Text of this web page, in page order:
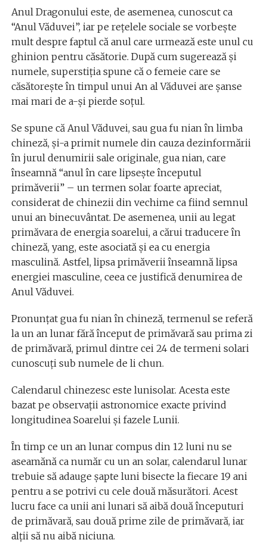
Anul Dragonului este, de asemenea, cunoscut ca
“Anul Văduvei”, iar pe reţelele sociale se vorbeşte
mult despre faptul că anul care urmează este unul cu
ghinion pentru căsătorie. După cum sugerează şi
numele, superstiţia spune că o femeie care se
căsătoreşte în timpul unui An al Văduvei are şanse
mai mari de a-şi pierde soţul.
Se spune că Anul Văduvei, sau gua fu nian în limba
chineză, şi-a primit numele din cauza dezinformării
în jurul denumirii sale originale, gua nian, care
înseamnă “anul în care lipseşte începutul
primăverii” – un termen solar foarte apreciat,
considerat de chinezii din vechime ca fiind semnul
unui an binecuvântat. De asemenea, unii au legat
primăvara de energia soarelui, a cărui traducere în
chineză, yang, este asociată şi ea cu energia
masculină. Astfel, lipsa primăverii înseamnă lipsa
energiei masculine, ceea ce justifică denumirea de
Anul Văduvei.
Pronunţat gua fu nian în chineză, termenul se referă
la un an lunar fără început de primăvară sau prima zi
de primăvară, primul dintre cei 24 de termeni solari
cunoscuţi sub numele de li chun.
Calendarul chinezesc este lunisolar. Acesta este
bazat pe observaţii astronomice exacte privind
longitudinea Soarelui şi fazele Lunii.
În timp ce un an lunar compus din 12 luni nu se
aseamănă ca număr cu un an solar, calendarul lunar
trebuie să adauge şapte luni bisecte la fiecare 19 ani
pentru a se potrivi cu cele două măsurători. Acest
lucru face ca unii ani lunari să aibă două începuturi
de primăvară, sau două prime zile de primăvară, iar
alţii să nu aibă niciuna.